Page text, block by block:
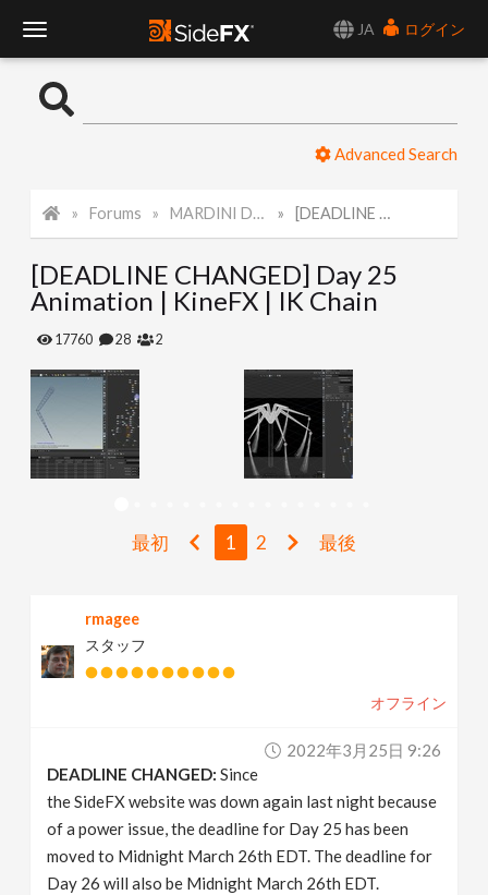
JA
ログイン
o
e
N
a
Advanced Search
Forums MARDINI Daily Art Challenge 2022 [DEADLINE CHANGED] Day 25 Animation | KineFX | IK Chain
[DEADLINE CHANGED] Day 25
Animation | KineFX | IK Chain
17760 28 2
最初 1 2 最後
rmagee
スタッフ
オフライン
2022年3月25日 9:26
DEADLINE CHANGED: Since
the SideFX website was down again last night because
of a power issue, the deadline for Day 25 has been
moved to Midnight March 26th EDT. The deadline for
Day 26 will also be Midnight March 26th EDT.